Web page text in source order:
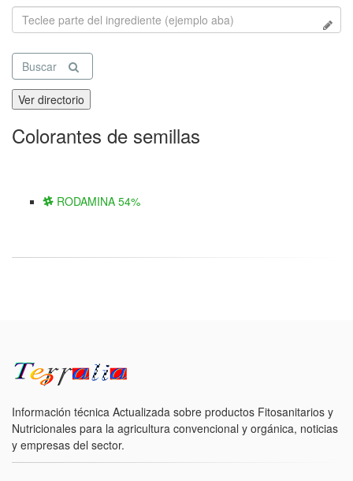
Buscar
Ver directorio
Colorantes de semillas
RODAMINA 54%
Información técnica Actualizada sobre productos Fitosanitarios y
Nutricionales para la agricultura convencional y orgánica, noticias
y empresas del sector.